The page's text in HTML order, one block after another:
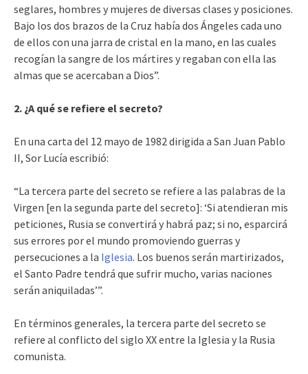
seglares, hombres y mujeres de diversas clases y posiciones.
Bajo los dos brazos de la Cruz había dos Ángeles cada uno
de ellos con una jarra de cristal en la mano, en las cuales
recogían la sangre de los mártires y regaban con ella las
almas que se acercaban a Dios”.
2. ¿A qué se refiere el secreto?
En una carta del 12 mayo de 1982 dirigida a San Juan Pablo
II, Sor Lucía escribió:
“La tercera parte del secreto se refiere a las palabras de la
Virgen [en la segunda parte del secreto]: ‘Si atendieran mis
peticiones, Rusia se convertirá y habrá paz; si no, esparcirá
sus errores por el mundo promoviendo guerras y
persecuciones a la Iglesia. Los buenos serán martirizados,
el Santo Padre tendrá que sufrir mucho, varias naciones
serán aniquiladas’”.
En términos generales, la tercera parte del secreto se
refiere al conflicto del siglo XX entre la Iglesia y la Rusia
comunista.